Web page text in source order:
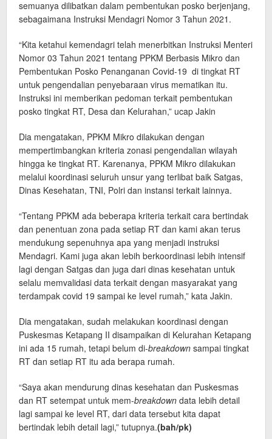
semuanya dilibatkan dalam pembentukan posko berjenjang,
sebagaimana Instruksi Mendagri Nomor 3 Tahun 2021.
“Kita ketahui kemendagri telah menerbitkan Instruksi Menteri
Nomor 03 Tahun 2021 tentang PPKM Berbasis Mikro dan
Pembentukan Posko Penanganan Covid-19 di tingkat RT
untuk pengendalian penyebaraan virus mematikan itu.
Instruksi ini memberikan pedoman terkait pembentukan
posko tingkat RT, Desa dan Kelurahan,” ucap Jakin
Dia mengatakan, PPKM Mikro dilakukan dengan
mempertimbangkan kriteria zonasi pengendalian wilayah
hingga ke tingkat RT. Karenanya, PPKM Mikro dilakukan
melalui koordinasi seluruh unsur yang terlibat baik Satgas,
Dinas Kesehatan, TNI, Polri dan instansi terkait lainnya.
“Tentang PPKM ada beberapa kriteria terkait cara bertindak
dan penentuan zona pada setiap RT dan kami akan terus
mendukung sepenuhnya apa yang menjadi instruksi
Mendagri. Kami juga akan lebih berkoordinasi lebih intensif
lagi dengan Satgas dan juga dari dinas kesehatan untuk
selalu memvalidasi data terkait dengan masyarakat yang
terdampak covid 19 sampai ke level rumah,” kata Jakin.
Dia mengatakan, sudah melakukan koordinasi dengan
Puskesmas Ketapang II disampaikan di Kelurahan Ketapang
ini ada 15 rumah, tetapi belum di-breakdown sampai tingkat
RT dan setiap RT itu ada berapa rumah.
“Saya akan mendurung dinas kesehatan dan Puskesmas
dan RT setempat untuk mem-breakdown data lebih detail
lagi sampai ke level RT, dari data tersebut kita dapat
bertindak lebih detail lagi,” tutupnya.(bah/pk)